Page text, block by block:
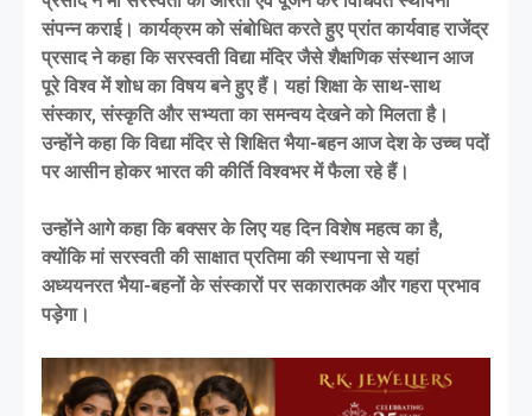
संपन्न कराई। कार्यक्रम को संबोधित करते हुए प्रांत कार्यवाह राजेंद्र
प्रसाद ने कहा कि सरस्वती विद्या मंदिर जैसे शैक्षणिक संस्थान आज
पूरे विश्व में शोध का विषय बने हुए हैं। यहां शिक्षा के साथ-साथ
संस्कार, संस्कृति और सभ्यता का समन्वय देखने को मिलता है।
उन्होंने कहा कि विद्या मंदिर से शिक्षित भैया-बहन आज देश के उच्च पदों
पर आसीन होकर भारत की कीर्ति विश्वभर में फैला रहे हैं।
उन्होंने आगे कहा कि बक्सर के लिए यह दिन विशेष महत्व का है,
क्योंकि मां सरस्वती की साक्षात प्रतिमा की स्थापना से यहां
अध्ययनरत भैया-बहनों के संस्कारों पर सकारात्मक और गहरा प्रभाव
पड़ेगा।